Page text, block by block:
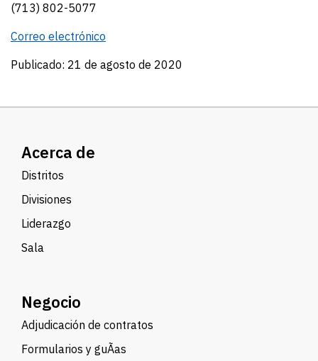
(713) 802-5077
Correo electrónico
Publicado: 21 de agosto de 2020
Acerca de
Distritos
Divisiones
Liderazgo
Sala
Negocio
Adjudicación de contratos
Formularios y guÃ­as